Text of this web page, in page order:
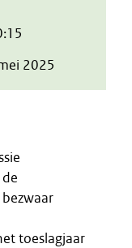
2025
toeslagjaar